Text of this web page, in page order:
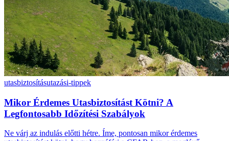
utasbiztosításutazási-tippek
Mikor Érdemes Utasbiztosítást Kötni? A
Legfontosabb Időzítési Szabályok
Ne várj az indulás előtti hétre. Íme, pontosan mikor érdemes